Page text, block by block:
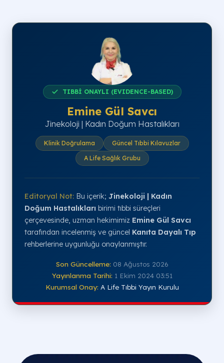
TIBBİ ONAYLI (EVIDENCE-BASED)
Emine Gül Savcı
Jinekoloji | Kadın Doğum Hastalıkları
Klinik Doğrulama
Güncel Tıbbi Kılavuzlar
A Life Sağlık Grubu
Editoryal Not: Bu içerik; Jinekoloji | Kadın
Doğum Hastalıkları birimi tıbbi süreçleri
çerçevesinde, uzman hekimimiz Emine Gül Savcı
tarafından incelenmiş ve güncel Kanıta Dayalı Tıp
rehberlerine uygunluğu onaylanmıştır.
Son Güncelleme: 08 Ağustos 2026
Yayınlanma Tarihi: 1 Ekim 2024 03:51
Kurumsal Onay: A Life Tıbbi Yayın Kurulu